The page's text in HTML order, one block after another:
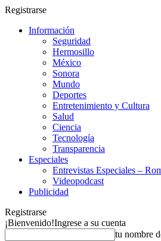
Registrarse
Información
Seguridad
Hermosillo
México
Sonora
Mundo
Deportes
Entretenimiento y Cultura
Salud
Ciencia
Tecnología
Transparencia
Especiales
Entrevistas Especiales –
Videopodcast
Publicidad
Registrarse
¡Bienvenido!Ingrese a su cuenta
tu nombre